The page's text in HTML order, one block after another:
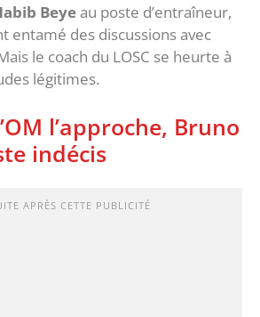
Beyeau poste d’entraîneur,
entamé des discussions avec
le coach du LOSC se heurte à
légitimes.
l’approche, Bruno
indécis
APRÈS CETTE PUBLICITÉ